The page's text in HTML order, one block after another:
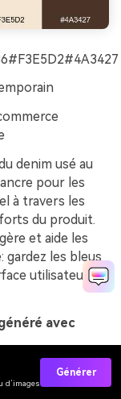
denim usé au
pour les
à travers les
du produit.
et aide les
gardez les bleus
utilisateur
avec
d’images
Générer